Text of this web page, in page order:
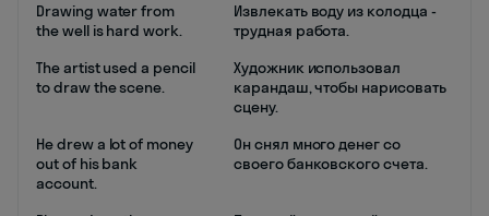
Drawing water from
the well is hard work.
Извлекать воду из колодца -
трудная работа.
The artist used a pencil
to draw the scene.
Художник использовал
карандаш, чтобы нарисовать
сцену.
He drew a lot of money
out of his bank
account.
Он снял много денег со
своего банковского счета.